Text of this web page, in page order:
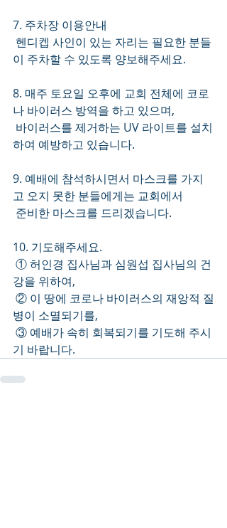
7. 주차장 이용안내
이 주차할 수 있도록 양보해주세요.
8. 매주 토요일 오후에 교회 전체에 코로
나 바이러스 방역을 하고 있으며,
하여 예방하고 있습니다.
9. 예배에 참석하시면서 마스크를 가지
고 오지 못한 분들에게는 교회에서
준비한 마스크를 드리겠습니다.
10. 기도해주세요.
강을 위하여,
병이 소멸되기를,
기 바랍니다.